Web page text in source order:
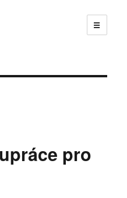
☰
pro